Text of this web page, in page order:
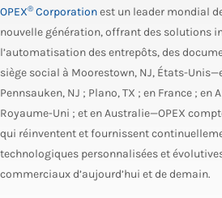
OPEX® Corporationest un leader mondial
nouvelle génération, offrant des solutions
l’automatisation des entrepôts, des
siège social à Moorestown, NJ, États-
Pennsauken, NJ ; Plano, TX ; en France ; en
Royaume-Uni ; et en Australie—OPEX
qui réinventent et fournissent
technologiques personnalisées et
commerciaux d’aujourd’hui et de demain.